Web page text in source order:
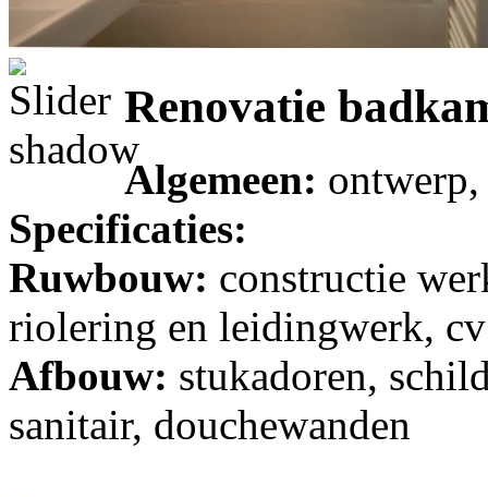
Renovatie
Algemeen:
Specificaties:
Ruwbouw: constructie
riolering en leidingwerk,
Afbouw: stukadoren,
sanitair, douchewanden